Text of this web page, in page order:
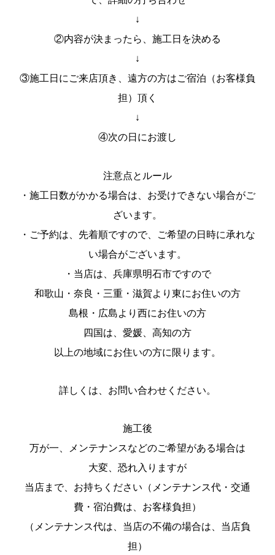
↓
②内容が決まったら、施工日を決める
↓
③施工日にご来店頂き、遠方の方はご宿泊（お客様負
担）頂く
↓
④次の日にお渡し
注意点とルール
・施工日数がかかる場合は、お受けできない場合がご
ざいます。
・ご予約は、先着順ですので、ご希望の日時に承れな
い場合がございます。
・当店は、兵庫県明石市ですので
和歌山・奈良・三重・滋賀より東にお住いの方
島根・広島より西にお住いの方
四国は、愛媛、高知の方
以上の地域にお住いの方に限ります。
詳しくは、お問い合わせください。
施工後
万が一、メンテナンスなどのご希望がある場合は
大変、恐れ入りますが
当店まで、お持ちください（メンテナンス代・交通
費・宿泊費は、お客様負担）
（メンテナンス代は、当店の不備の場合は、当店負
担）